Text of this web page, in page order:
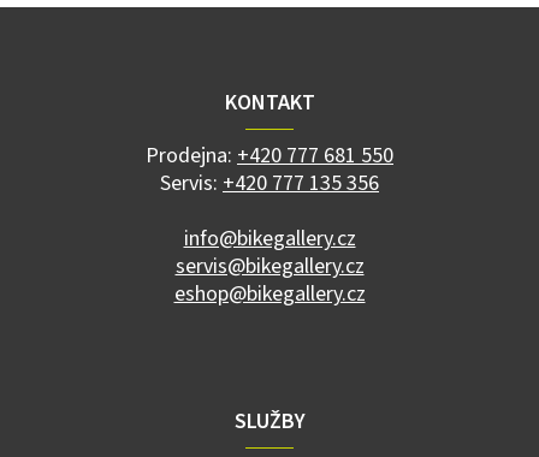
Z
KONTAKT
Prodejna: +420 777 681 550
Servis: +420 777 135 356
info@bikegallery.cz
servis@bikegallery.cz
eshop@bikegallery.cz
SLUŽBY